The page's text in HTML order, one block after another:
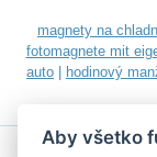
magnety na
fotomagnete mit
auto
hodinový
Aby všetko